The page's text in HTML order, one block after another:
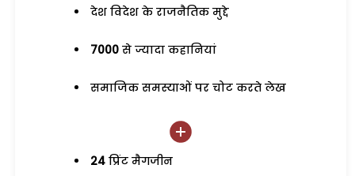
देश विदेश के राजनैतिक मुद्दे
7000 से ज्यादा कहानियां
समाजिक समस्याओं पर चोट करते लेख
24 प्रिंट मैगजीन